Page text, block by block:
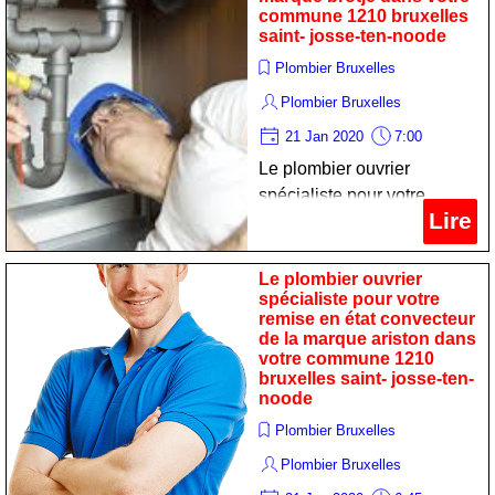
commune 1210 bruxelles
saint- josse-ten-noode
Plombier Bruxelles
Plombier Bruxelles
21 Jan 2020 7:00
Le plombier ouvrier
spécialiste pour votre
maintien réchaud de la
marque brotje dans votre
commune 1210 bruxelles
saint- josse-ten-noode
Lire
Le plombier ouvrier
spécialiste pour votre
remise en état convecteur
de la marque ariston dans
votre commune 1210
bruxelles saint- josse-ten-
noode
Plombier Bruxelles
Plombier Bruxelles